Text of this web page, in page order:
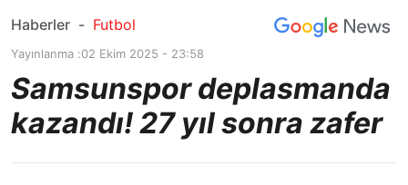
Haberler - Futbol
Yayınlanma :02 Ekim 2025 - 23:58
Samsunspor deplasmanda
kazandı! 27 yıl sonra zafer